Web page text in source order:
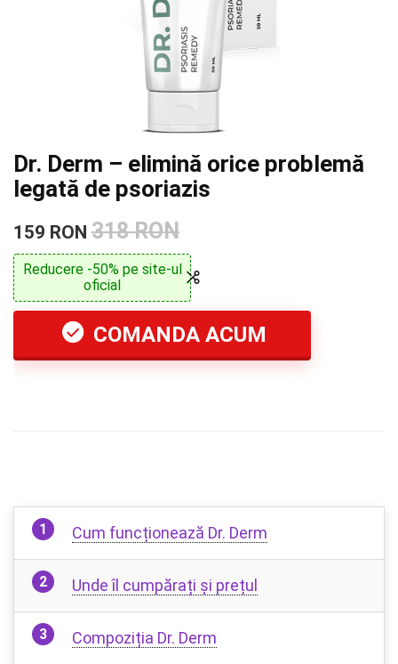
Dr. Derm – elimină orice problemă
legată de psoriazis
159 RON 318 RON
Reducere -50% pe site-ul
oficial
COMANDA ACUM
Cum funcționează Dr. Derm
Unde îl cumpărați și prețul
Compoziția Dr. Derm